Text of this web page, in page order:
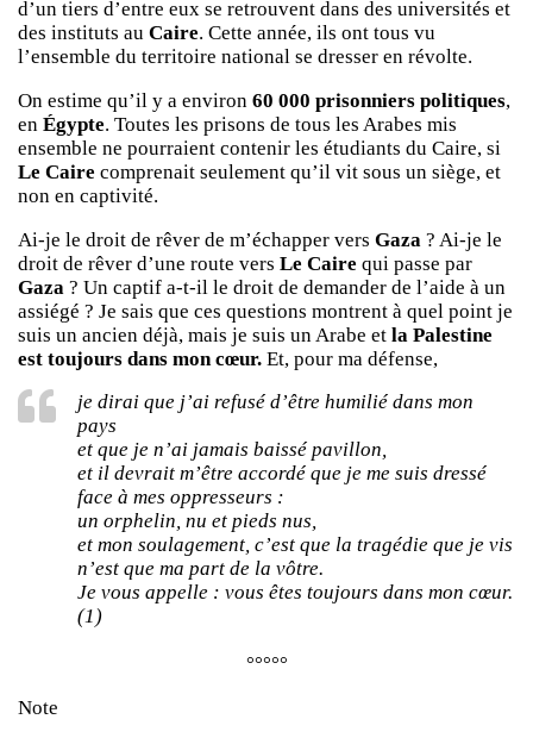
d’un tiers d’entre eux se retrouvent dans des universités et
des instituts au Caire. Cette année, ils ont tous vu
l’ensemble du territoire national se dresser en révolte.
On estime qu’il y a environ 60 000 prisonniers politiques,
en Égypte. Toutes les prisons de tous les Arabes mis
ensemble ne pourraient contenir les étudiants du Caire, si
Le Caire comprenait seulement qu’il vit sous un siège, et
non en captivité.
Ai-je le droit de rêver de m’échapper vers Gaza ? Ai-je le
droit de rêver d’une route vers Le Caire qui passe par
Gaza ? Un captif a-t-il le droit de demander de l’aide à un
assiégé ? Je sais que ces questions montrent à quel point je
suis un ancien déjà, mais je suis un Arabe et la Palestine
est toujours dans mon cœur. Et, pour ma défense,
je dirai que j’ai refusé d’être humilié dans mon
pays
et que je n’ai jamais baissé pavillon,
et il devrait m’être accordé que je me suis dressé
face à mes oppresseurs :
un orphelin, nu et pieds nus,
et mon soulagement, c’est que la tragédie que je vis
n’est que ma part de la vôtre.
Je vous appelle : vous êtes toujours dans mon cœur.
(1)
°°°°°
Note